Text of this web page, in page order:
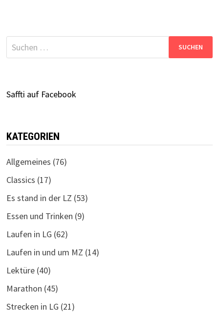
Suchen
nach:
Saffti auf Facebook
KATEGORIEN
Allgemeines (76)
Classics (17)
Es stand in der LZ (53)
Essen und Trinken (9)
Laufen in LG (62)
Laufen in und um MZ (14)
Lektüre(40)
Marathon (45)
Strecken in LG (21)